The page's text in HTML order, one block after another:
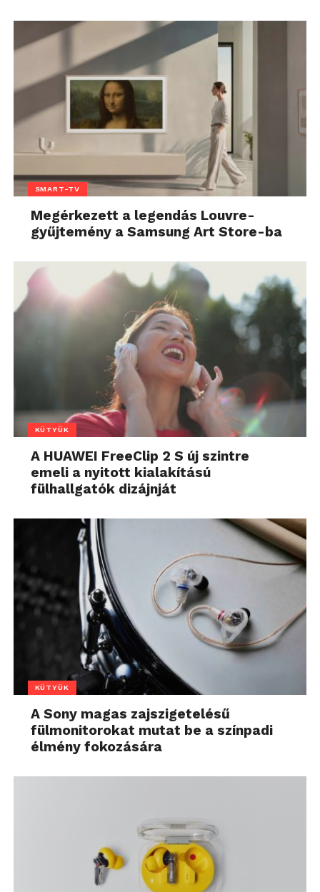
SMART-TV
Megérkezett a legendás Louvre-
gyűjtemény a Samsung Art Store-ba
KÜTYÜK
A HUAWEI FreeClip 2 S új szintre
emeli a nyitott kialakítású
fülhallgatók dizájnját
KÜTYÜK
A Sony magas zajszigetelésű
fülmonitorokat mutat be a színpadi
élmény fokozására